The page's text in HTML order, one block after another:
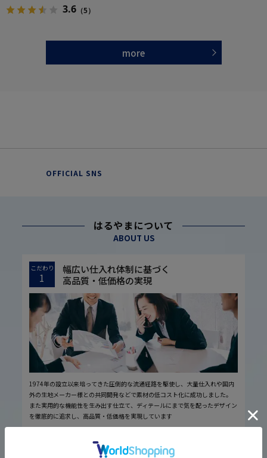
3.6 （5）
more
OFFICIAL SNS
はるやまについて
ABOUT US
こだわり
1
幅広い仕入れ体制に基づく
高品質・低価格の実現
1974年の設立以来培ってきた圧倒的な流通経路を駆使し、大量仕入れや国内
外の生地メーカー様との共同開発などで素材の低コスト化に成功しました。
また実用的な機能性を生み出す仕立て、ディテールにまで気を配ったデザイン
を徹底的に追求し、高品質・低価格を実現しています
厳しい品質管理体制に基づく